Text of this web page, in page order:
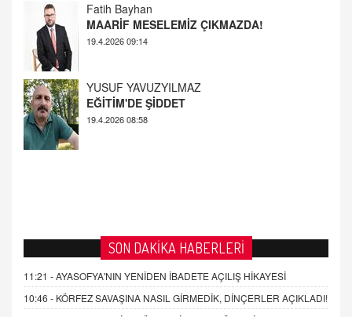
Fatih Bayhan
MAARİF MESELEMİZ ÇIKMAZDA!
19.4.2026 09:14
YUSUF YAVUZYILMAZ
EĞİTİM'DE ŞİDDET
19.4.2026 08:58
SON DAKİKA HABERLERİ
11:21 -AYASOFYA'NIN YENİDEN İBADETE AÇILIŞ HİKAYESİ
10:46 - KÖRFEZ SAVAŞINA NASIL GİRMEDİK, DİNÇERLER AÇIKLADI!